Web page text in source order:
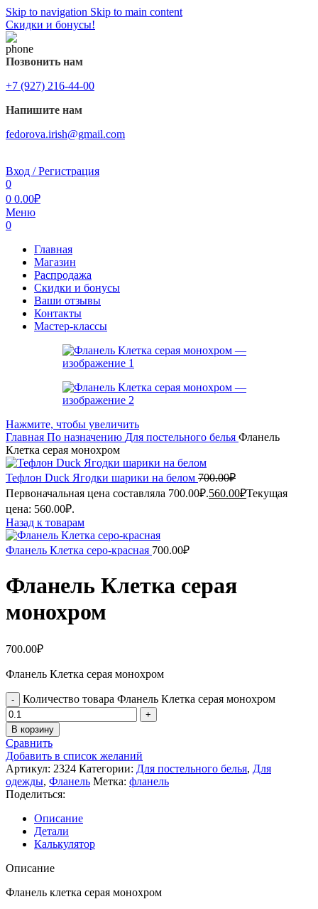
Skip to navigation Skip to main content
Скидки и бонусы!
Позвонить нам
+7 (927) 216-44-00
Напишите нам
fedorova.irish@gmail.com
Вход / Регистрация
0
0 0.00₽
Меню
0
Главная
Магазин
Распродажа
Cкидки и бонусы
Ваши отзывы
Контакты
Мастер-классы
Нажмите, чтобы увеличить
Главная По назначению Для постельного белья Фланель
Клетка серая монохром
Тефлон Duck Ягодки шарики на белом 700.00₽
Первоначальная цена составляла 700.00₽.560.00₽Текущая
цена: 560.00₽.
Назад к товарам
Фланель Клетка серо-красная 700.00₽
Фланель Клетка серая
монохром
700.00₽
Фланель Клетка серая монохром
Количество товара Фланель Клетка серая монохром
В корзину
Сравнить
Добавить в список желаний
Артикул: 2324 Категории: Для постельного белья, Для
одежды, Фланель Метка: фланель
Поделиться:
Описание
Детали
Калькулятор
Описание
Фланель клетка серая монохром